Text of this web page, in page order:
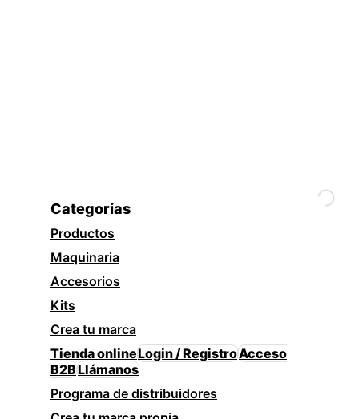
Categorías
Productos
Maquinaria
Accesorios
Kits
Crea tu marca
Tienda onlineLogin / RegistroAcceso
B2BLlámanos
Programa de distribuidores